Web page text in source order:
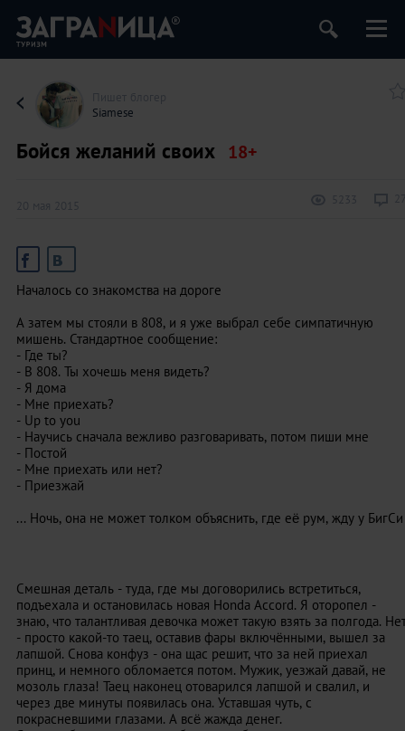
Siamese
Бойся желаний своих
Началось со знакомства на дороге
А затем мы стояли в 808, и я уже выбрал себе симпатичную
мишень. Стандартное сообщение:
- Где ты?
- В 808. Ты хочешь меня видеть?
- Я дома
- Мне приехать?
- Up to you
- Научись сначала вежливо разговаривать, потом пиши мне
- Постой
- Мне приехать или нет?
- Приезжай
... Ночь, она не может толком объяснить, где её рум, жду у БигСи
Смешная деталь - туда, где мы договорились встретиться,
подъехала и остановилась новая Honda Accord. Я оторопел -
знаю, что талантливая девочка может такую взять за полгода.
- просто какой-то таец, оставив фары включёнными, вышел за
лапшой. Снова конфуз - она щас решит, что за ней приехал
принц, и немного обломается потом. Мужик, уезжай давай, не
мозоль глаза! Таец наконец отоварился лапшой и свалил, и
через две минуты появилась она. Уставшая чуть, с
покрасневшими глазами. А всё жажда денег.